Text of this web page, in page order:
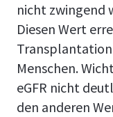
nicht zwingend
Diesen Wert
Menschen.
eGFR nicht
den anderen